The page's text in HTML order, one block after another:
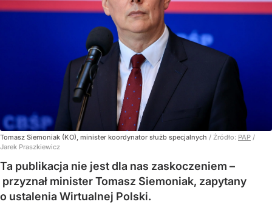
Tomasz Siemoniak (KO), minister koordynator służb specjalnych / Źródło: PAP /
Jarek Praszkiewicz
Ta publikacja nie jest dla nas zaskoczeniem –
przyznał minister Tomasz Siemoniak, zapytany
o ustalenia Wirtualnej Polski.